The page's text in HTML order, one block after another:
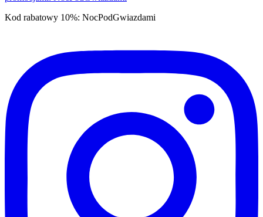
Kod rabatowy 10%: NocPodGwiazdami